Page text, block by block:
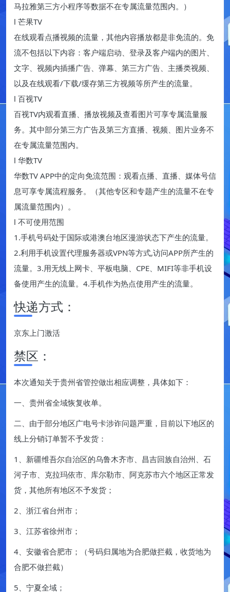
马拉雅第三方小程序等数据不在专属流量范围内。）
l 芒果TV
在线观看点播视频的流量，其他内容播放都是非免流的。免
流不包括以下内容：客户端启动、登录及客户端内的图片、
文字、视频内插播广告、弹幕、第三方广告、主播类视频、
以及在线观看/下载/缓存第三方视频等所产生的流量。
l 百视TV
百视TV内观看直播、播放视频及查看图片可享专属流量服
务。其中部分第三方广告及第三方直播、视频、图片业务不
在专属流量范围内。
l 华数TV
华数TV APP中的定向免流范围：观看点播、直播、媒体号信
息可享专属流程服务。（其他专区和专题产生的流量不在专
属流量范围内）。
l 不可使用范围
1.手机号码处于国际或港澳台地区漫游状态下产生的流量。
2.利用手机设置代理服务器或VPN等方式,访问APP所产生的
流量。3.用无线上网卡、平板电脑、CPE、MIFI等非手机设
备使用产生的流量。4.手机作为热点使用产生的流量。
快递方式：
京东上门激活
禁区：
本次通知关于贵州省管控做出相应调整，具体如下：
一、贵州省全域恢复收单。
二、由于部分地区广电号卡涉诈问题严重，目前以下地区的
线上分销订单暂不予发货：
1、新疆维吾尔自治区的乌鲁木齐市、昌吉回族自治州、石
河子市、克拉玛依市、库尔勒市、阿克苏市六个地区正常发
货，其他所有地区不予发货；
2、浙江省台州市；
3、江苏省徐州市；
4、安徽省合肥市；（号码归属地为合肥做拦截，收货地为
合肥不做拦截）
5、宁夏全域；